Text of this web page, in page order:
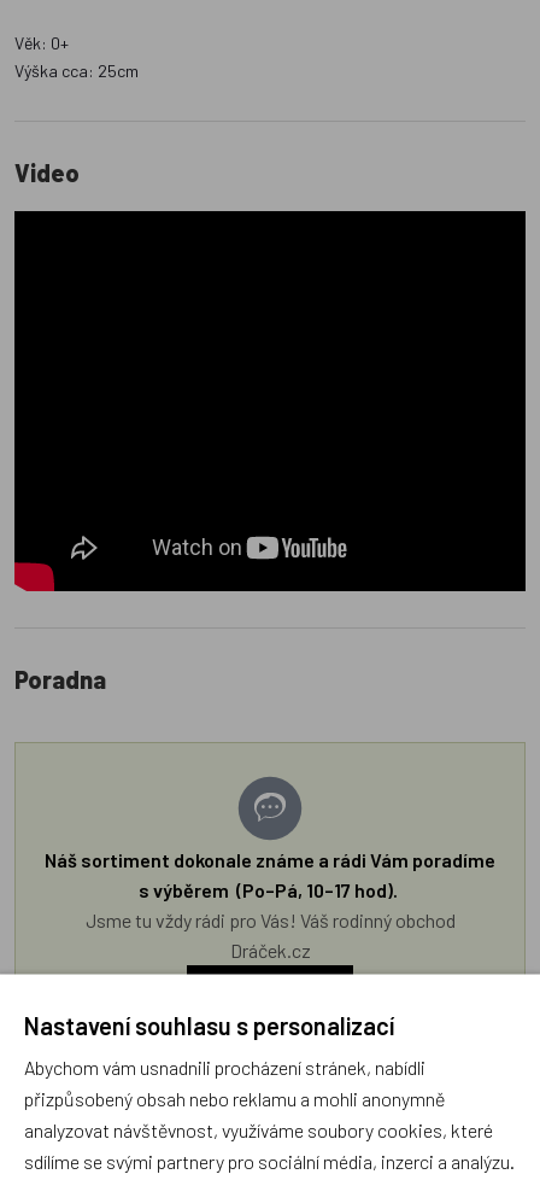
Věk: 0+
Výška cca: 25cm
Video
Poradna
Náš sortiment dokonale známe a rádi Vám poradíme
s výběrem (Po–Pá, 10–17 hod).
Jsme tu vždy rádi pro Vás! Váš rodinný obchod
Dráček.cz
Recenze v detailu produktu a texty od zákazníků v poradně
odrážejí výhradně názory a stanoviska zákazníků. Provozovatel
e-shopu Dráček.cz texty zákazníků předem neschvaluje ani
neověřuje.
Nastavení souhlasu s personalizací
Abychom vám usnadnili procházení stránek, nabídli
přizpůsobený obsah nebo reklamu a mohli anonymně
analyzovat návštěvnost, využíváme soubory cookies, které
sdílíme se svými partnery pro sociální média, inzerci a analýzu.